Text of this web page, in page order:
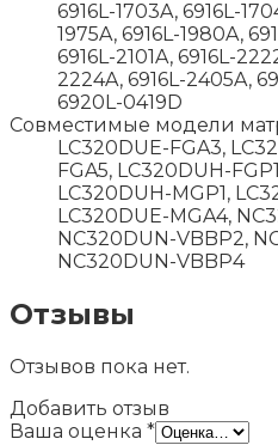
6916L-1703A, 6916L-
1975A, 6916L-1980A,
6916L-2101A, 6916L-
2224A, 6916L-2405A,
6920L-0419D
Совместимые модели
LC320DUE-FGA3,
FGA5, LC320DUH-
LC320DUH-MGP1,
LC320DUE-MGA4,
NC320DUN-VBBP2,
NC320DUN-VBBP4
Отзывы
Отзывов пока нет.
Добавить отзыв
Ваша оценка *